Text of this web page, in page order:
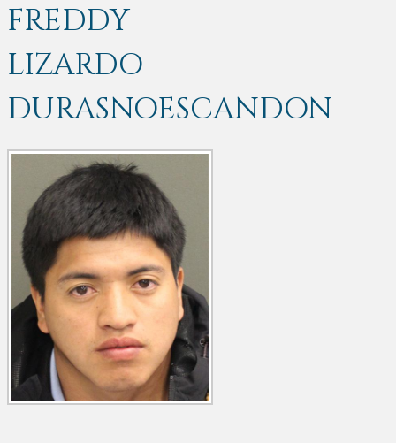
FREDDY
LIZARDO
DURASNOESCANDON